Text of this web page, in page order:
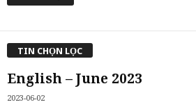
TIN CHỌN LỌC
English – June 2023
2023-06-02